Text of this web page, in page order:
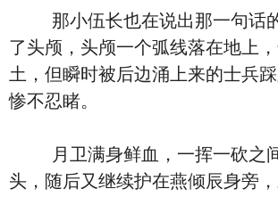
那小伍长也在说出那一句话
了头颅，头颅一个弧线落在地上
土，但瞬时被后边涌上来的士兵
惨不忍睹。
月卫满身鲜血，一挥一砍之间
头，随后又继续护在燕倾辰身旁